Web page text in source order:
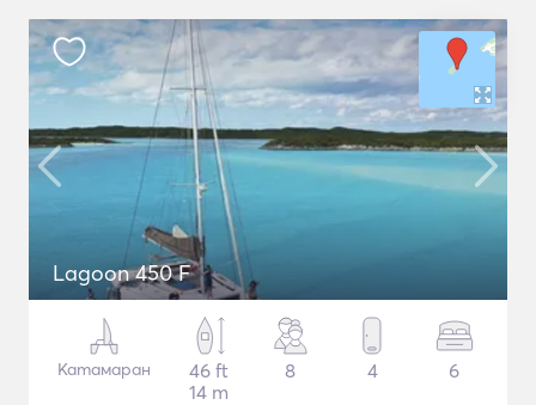
Lagoon 450 F
Катамаран
46 ft
14 m
8 4 6